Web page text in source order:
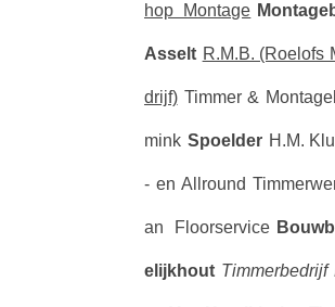
hop Montage
Asselt R.M.B. (Roelofs
drijf) Timmer &
mink Spoelder H.M.
- en Allround
an Floorservice
elijkhout